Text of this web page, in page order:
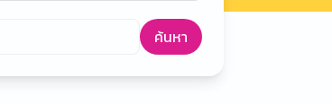
ค้นหา